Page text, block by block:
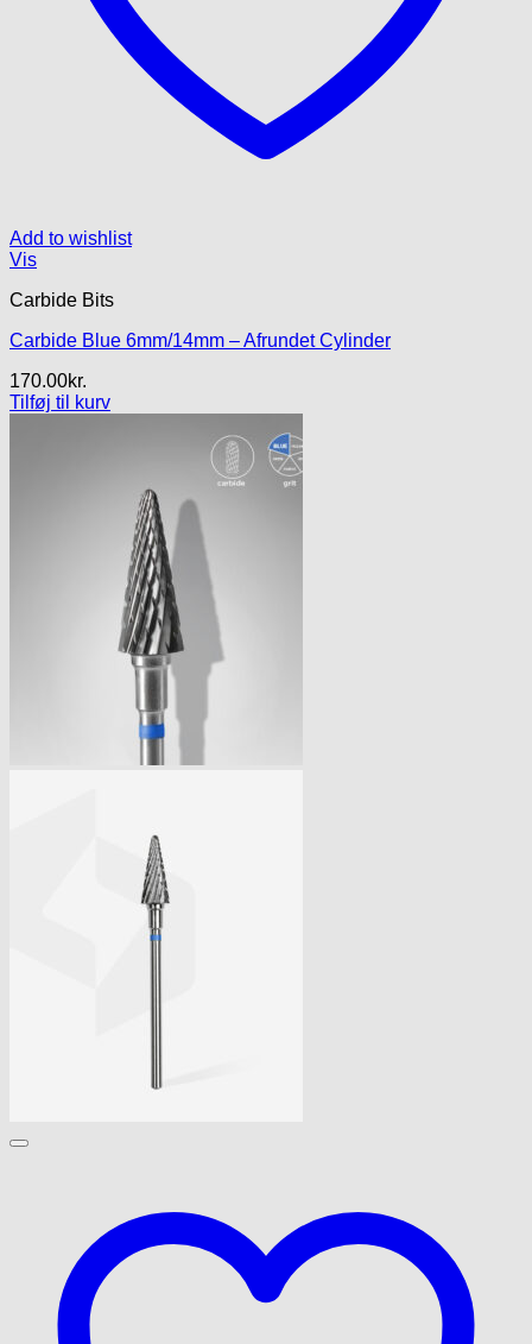
Add to wishlist
Vis
Carbide Bits
Carbide Blue 6mm/14mm – Afrundet Cylinder
170.00kr.
Tilføj til kurv